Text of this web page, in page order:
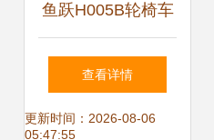
鱼跃H005B轮椅车
助行辅具中的康复
利器，科学复健首
查看详情
更新时间：2026-08-06
05:47:55